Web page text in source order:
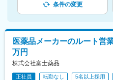
条件の変更
医薬品メーカーのルート営
万円
株式会社富士薬品
正社員 転勤なし 5名以上採用